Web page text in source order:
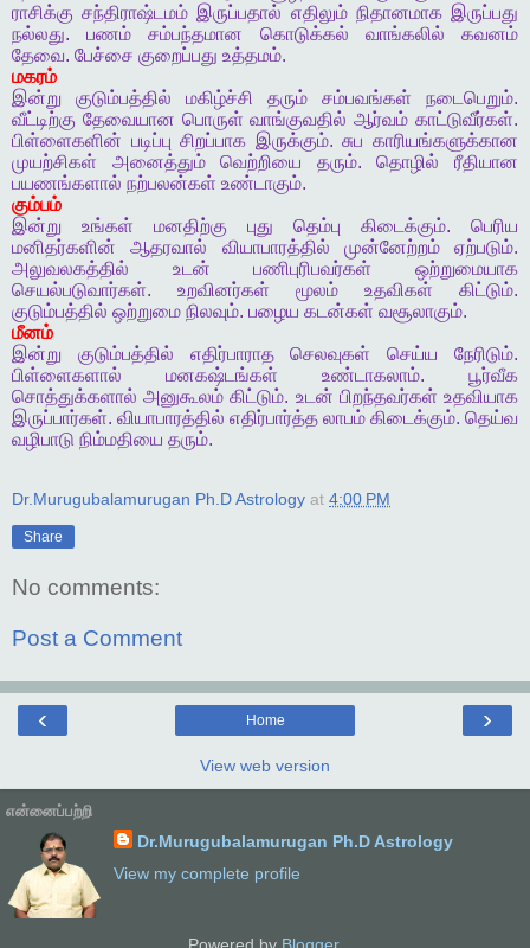
ராசிக்கு சந்திராஷ்டமம் இருப்பதால் எதிலும் நிதானமாக இருப்பது
நல்லது.பணம் சம்பந்தமான கொடுக்கல் வாங்கலில்
கவனம்
தேவை. பேச்சை குறைப்பது உத்தமம்.
மகரம்
இன்று
குடும்பத்தில் மகிழ்ச்சி தரும் சம்பவங்கள் நடைபெறும்.
வீட்டிற்கு தேவையான பொருள் வாங்குவதில் ஆர்வம் காட்டுவீர்கள்.
பிள்ளைகளின் படிப்பு சிறப்பாக இருக்கும்.சுப காரியங்களுக்கான
முயற்சிகள்
அனைத்தும் வெற்றியை தரும்.தொழில்
ரீதியான
பயணங்களால் நற்பலன்கள் உண்டாகும்.
கும்பம்
இன்று
உங்கள் மனதிற்கு புது தெம்பு கிடைக்கும். பெரிய
மனிதர்களின்
ஆதரவால் வியாபாரத்தில் முன்னேற்றம் ஏற்படும்.
அலுவலகத்தில்
உடன் பணிபுரிபவர்கள்
ஒற்றுமையாக
செயல்படுவார்கள். உறவினர்கள் மூலம் உதவிகள் கிட்டும்.
குடும்பத்தில் ஒற்றுமை நிலவும். பழைய கடன்கள் வசூலாகும்.
மீனம்
இன்று
குடும்பத்தில் எதிர்பாராத செலவுகள் செய்ய நேரிடும்.
பிள்ளைகளால்
மனகஷ்டங்கள் உண்டாகலாம். பூர்வீக
சொத்துக்களால் அனுகூலம் கிட்டும். உடன் பிறந்தவர்கள் உதவியாக
இருப்பார்கள். வியாபாரத்தில் எதிர்பார்த்த லாபம் கிடைக்கும். தெய்வ
வழிபாடு நிம்மதியை தரும்.
Dr.Murugubalamurugan Ph.D Astrology at 4:00 PM
Share
No comments:
Post a Comment
‹ ›
Home
View web version
என்னைப்பற்றி
Dr.Murugubalamurugan Ph.D Astrology
View my complete profile